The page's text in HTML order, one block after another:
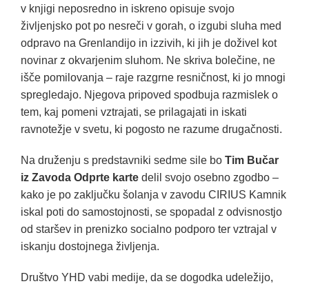
v knjigi neposredno in iskreno opisuje svojo
življenjsko pot po nesreči v gorah, o izgubi sluha med
odpravo na Grenlandijo in izzivih, ki jih je doživel kot
novinar z okvarjenim sluhom. Ne skriva bolečine, ne
išče pomilovanja – raje razgrne resničnost, ki jo mnogi
spregledajo. Njegova pripoved spodbuja razmislek o
tem, kaj pomeni vztrajati, se prilagajati in iskati
ravnotežje v svetu, ki pogosto ne razume drugačnosti.
Na druženju s predstavniki sedme sile bo Tim Bučar
iz Zavoda Odprte kartedelil svojo osebno zgodbo –
kako je po zaključku šolanja v zavodu CIRIUS Kamnik
iskal poti do samostojnosti, se spopadal z odvisnostjo
od staršev in prenizko socialno podporo ter vztrajal v
iskanju dostojnega življenja.
Društvo YHD vabi medije, da se dogodka udeležijo,